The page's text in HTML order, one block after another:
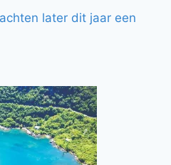
later dit jaar een